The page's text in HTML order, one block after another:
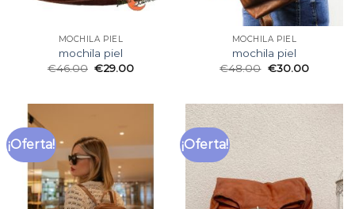
MOCHILA PIEL
mochila piel
€46.00 €29.00
MOCHILA PIEL
mochila piel
€48.00 €30.00
¡Oferta! ¡Oferta!